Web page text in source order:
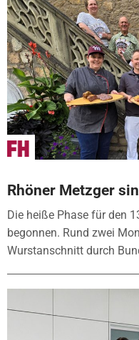
Rhöner Metzger
Die heiße Phase für den
begonnen. Rund zwei
Wurstanschnitt durch